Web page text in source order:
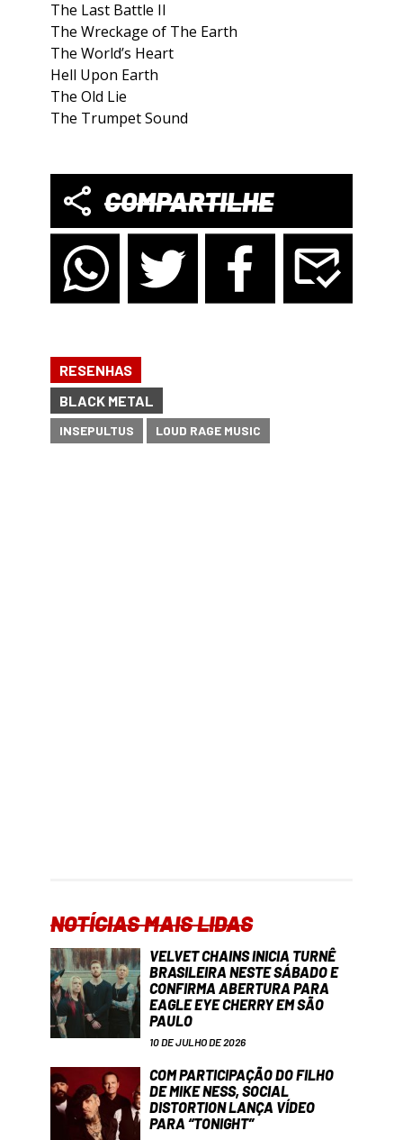
The Last Battle II
The Wreckage of The Earth
The World’s Heart
Hell Upon Earth
The Old Lie
The Trumpet Sound
COMPARTILHE
RESENHAS
BLACK METAL
INSEPULTUS LOUD RAGE MUSIC
NOTÍCIAS MAIS LIDAS
VELVET CHAINS INICIA TURNÊ
BRASILEIRA NESTE SÁBADO E
CONFIRMA ABERTURA PARA
EAGLE EYE CHERRY EM SÃO
PAULO
10 DE JULHO DE 2026
COM PARTICIPAÇÃO DO FILHO
DE MIKE NESS, SOCIAL
DISTORTION LANÇA VÍDEO
PARA “TONIGHT”